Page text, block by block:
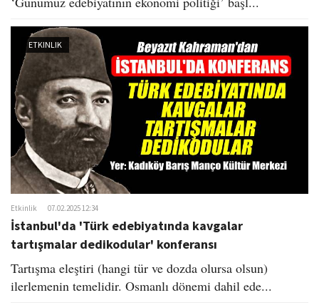
ETKINLIK
Etkinlik 07.02.2025 12:34
İstanbul'da 'Türk edebiyatında kavgalar
tartışmalar dedikodular' konferansı
Tartışma eleştiri (hangi tür ve dozda olursa olsun)
ilerlemenin temelidir. ​Osmanlı dönemi dahil ede...